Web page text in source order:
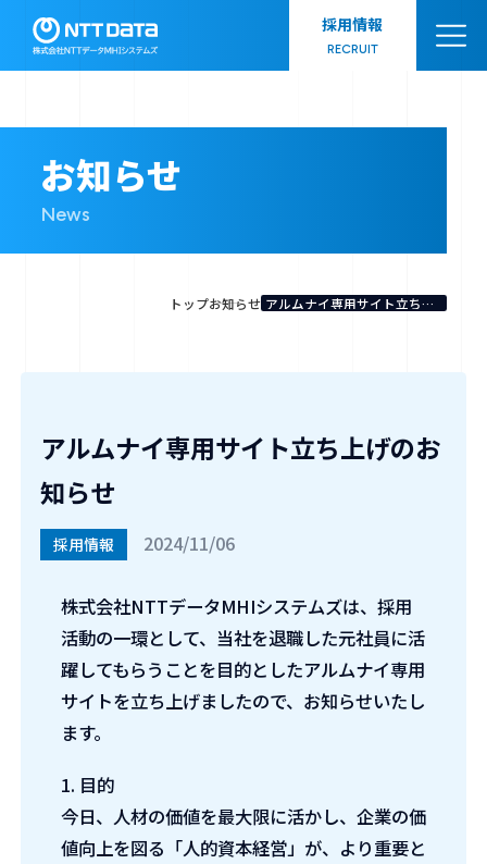
事業領域
お知らせ
お問い合わせ
採用情報
RECRUIT
お知らせ
News
トップお知らせ アルムナイ専用サイト立ち上げのお知らせ
アルムナイ専用サイト立ち上げのお
知らせ
採用情報 2024/11/06
株式会社NTTデータMHIシステムズは、採用
活動の一環として、当社を退職した元社員に活
躍してもらうことを目的としたアルムナイ専用
サイトを立ち上げましたので、お知らせいたし
ます。
1. 目的
今日、人材の価値を最大限に活かし、企業の価
値向上を図る「人的資本経営」が、より重要と